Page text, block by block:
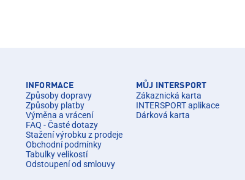
INFORMACE
Způsoby dopravy
Způsoby platby
Výměna a vrácení
FAQ - Časté dotazy
Stažení výrobku z prodeje
Obchodní podmínky
Tabulky velikostí
Odstoupení od smlouvy
MŮJ INTERSPORT
Zákaznická karta
INTERSPORT aplikace
Dárková karta